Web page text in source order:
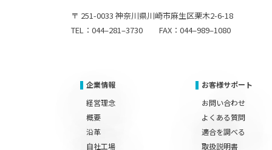
〒 251-0033 神奈川県川崎市麻生区栗木2-6-18
TEL：044–281–3730 FAX：044–989–1080
企業情報
経営理念
概要
沿革
自社工場
お客様サポート
お問い合わせ
よくある質問
適合を調べる
取扱説明書